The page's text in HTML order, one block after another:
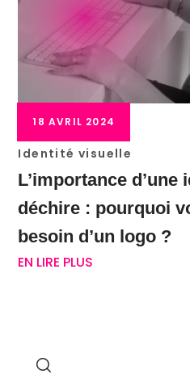
18 AVRIL 2024
Identité visuelle
L’importance
déchire : pourquoi
besoin d’un logo ?
EN LIRE PLUS